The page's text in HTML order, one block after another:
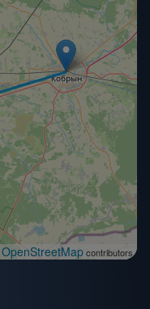
OpenStreetMapcontributors